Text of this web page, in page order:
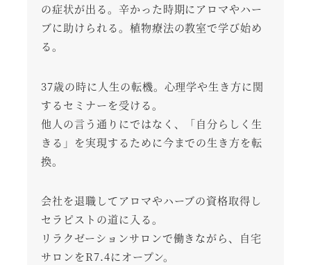
の症状が出る。辛かった時期にアロマやハー
ブに助けられる。植物療法の教室で学び始め
る。
37歳の時に人生の転機。心理学や生き方に関
するセミナーを受ける。
他人の言う通りにではなく、「自分らしく生
きる」を実現するために今までの生き方を転
換。
会社を退職してアロマやハーブの資格取得し
セラピストの道に入る。
リラクゼーションサロンで働きながら、自宅
サロンをR7.4にオープン。